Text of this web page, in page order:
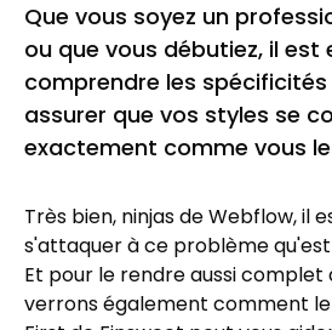
Que vous soyez un
ou que vous débutiez, il est
comprendre les
assurer que vos styles se
exactement comme vous
Très bien, ninjas de Webflow, il
s'attaquer à ce problème qu'est
Et pour le rendre aussi complet
verrons également comment